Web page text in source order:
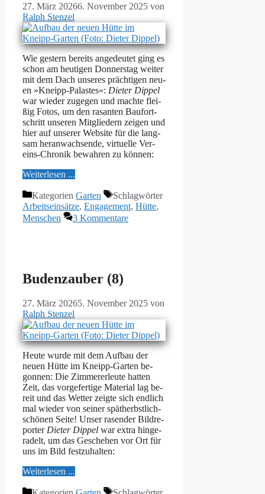
27. März 20266. November 2025 von
Ralph Stenzel
Wie ges­tern be­reits an­ge­deu­tet ging es
schon am heu­ti­gen Don­ners­tag wei­ter
mit dem Dach un­se­res präch­ti­gen neu­
en »Kneipp-Pa­las­tes«: Die­ter Dippel
war wie­der zu­ge­gen und mach­te flei­
ßig Fo­tos, um den ra­san­ten Bau­fort­
schritt un­se­ren Mit­glie­dern zei­gen und
hier auf un­se­rer Web­site für die lang­
sam her­an­wach­sen­de, vir­tu­el­le Ver­
eins-Chro­nik be­wah­ren zu kön­nen:
Wei­ter­le­sen ...
Kategorien Garten
Schlagwörter
Arbeitseinsätze, Engagement, Hütte,
Menschen
3 Kommentare
Budenzauber (8)
27. März 20265. November 2025 von
Ralph Stenzel
Heu­te wur­de mit dem Auf­bau der
neu­en Hüt­te im Kneipp-Gar­ten be­
gon­nen: Die Zim­mer­er­leu­te hat­ten
Zeit, das vor­ge­fer­ti­ge Ma­te­ri­al lag be­
reit und das Wet­ter zeig­te sich end­lich
mal wie­der von sei­ner spät­herbst­lich-
schö­nen Sei­te! Un­ser ra­sen­der Bild­re­
por­terDie­ter Dippel war ex­tra hin­ge­
ra­delt, um das Ge­sche­hen vor Ort für
uns im Bild fest­zu­hal­ten:
Wei­ter­le­sen ...